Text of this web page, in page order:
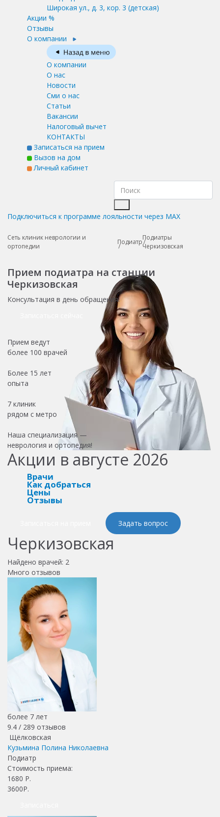
Широкая ул., д. 3, кор. 3 (детская)
Акции %
Отзывы
О компании
О компании
О нас
Новости
Сми о нас
Статьи
Вакансии
Налоговый вычет
КОНТАКТЫ
Записаться на прием
Вызов на дом
Личный кабинет
Подключиться к программе лояльности через MAX
Сеть клиник неврологии и
ортопедии
Подиатр
Подиатры
Черкизовская
Прием подиатра на станции
Черкизовская
Консультация в день обращения!
Прием ведут
более 100 врачей
Более 15 лет
опыта
7 клиник
рядом с метро
Наша специализация —
неврология и ортопедия!
Акции в августе 2026
Врачи
Как добраться
Цены
Отзывы
Задать вопрос
Черкизовская
Найдено врачей: 2
Много отзывов
более 7 лет
9.4 / 289 отзывов
Щёлковская
Кузьмина Полина Николаевна
Подиатр
Стоимость приема:
1680 Р.
3600Р.